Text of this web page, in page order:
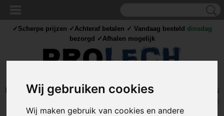
Wij gebruiken cookies
Wij maken gebruik van cookies en andere
Inloggen Registreren
UW WINKELWAGEN
(0)
✓Scherpe prijzen ✓Achteraf betalen ✓ Vandaag besteld dinsdag
bezorgd ✓Afhalen mogelijk